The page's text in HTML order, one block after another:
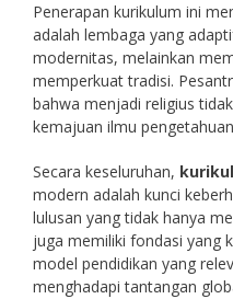
Penerapan kurikulum ini
adalah lembaga yang
modernitas, melainkan
memperkuat tradisi.
bahwa menjadi religius
kemajuan ilmu
Secara keseluruhan,
modern adalah kunci
lulusan yang tidak hanya
juga memiliki fondasi yang
model pendidikan yang
menghadapi tantangan